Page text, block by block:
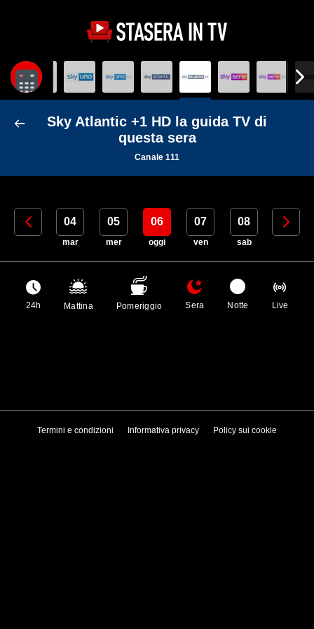
Sky Atlantic +1 HD la guida TV di
questa sera
Canale 111
03 04
mar
05
mer
06
oggi
07
ven
08
sab
09
24h Mattina Pomeriggio Sera Notte Live
Termini e condizioni Informativa privacy Policy sui cookie